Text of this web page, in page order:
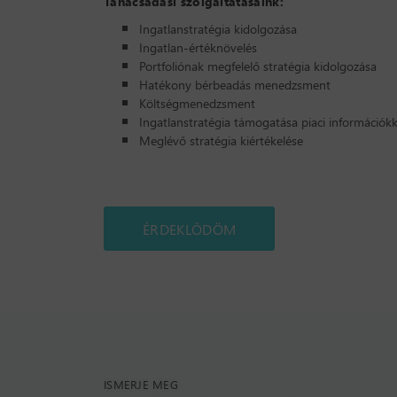
Ingatlanstratégia kidolgozása
Ingatlan-értéknövelés
Portfoliónak megfelelő stratégia kidolgozása
Hatékony bérbeadás menedzsment
Költségmenedzsment
Ingatlanstratégia támogatása piaci
Meglévő stratégia kiértékelése
ÉRDEKLŐDÖM
ISMERJE MEG